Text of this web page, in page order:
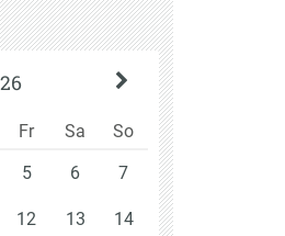
Fr Sa
So
5 6 7
12 13 14